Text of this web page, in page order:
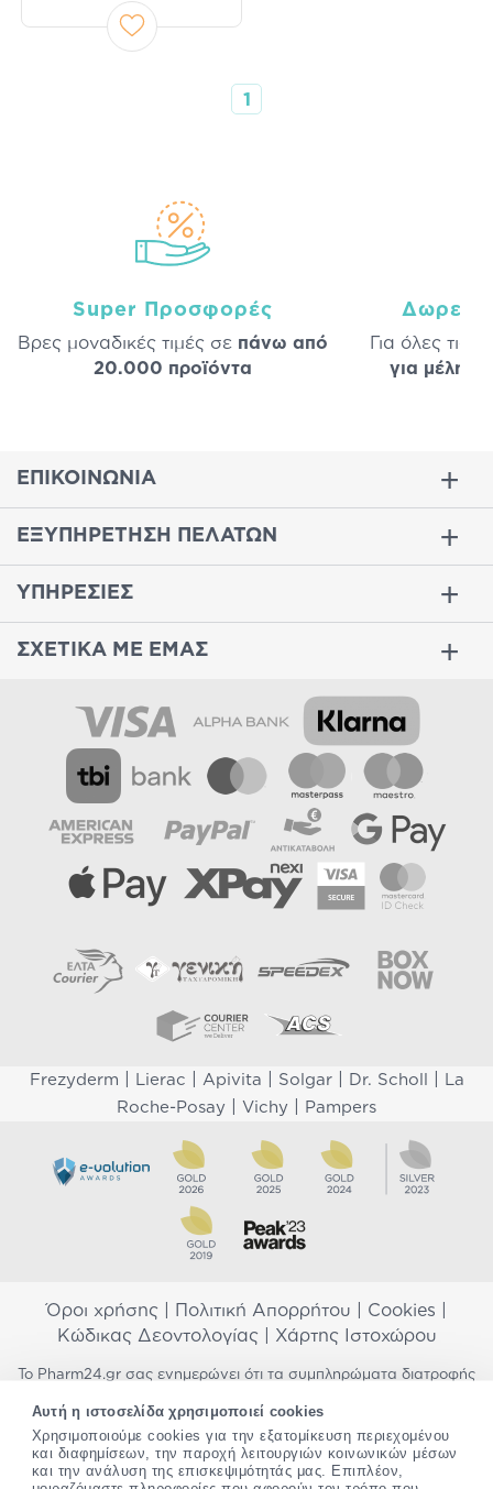
Αυτή η ιστοσελίδα χρησιμοποιεί cookies
Χρησιμοποιούμε cookies για την εξατομίκευση περιεχομένου
και διαφημίσεων, την παροχή λειτουργιών κοινωνικών μέσων
και την ανάλυση της επισκεψιμότητάς μας. Επιπλέον,
1
Super Προσφορές
Βρες μοναδικές τιμές σε πάνω από
20.000 προϊόντα
Δωρεάν
Για όλες τις
για μέλη
ΕΠΙΚΟΙΝΩΝΙΑ
ΕΞΥΠΗΡΕΤΗΣΗ ΠΕΛΑΤΩΝ
ΥΠΗΡΕΣΙΕΣ
ΣΧΕΤΙΚΑ ΜΕ ΕΜΑΣ
Frezyderm Lierac Apivita Solgar| Dr. Scholl
La
Roche-Posay
Vichy Pampers
Όροι χρήσης Πολιτική Απορρήτου Cookies
Κώδικας Δεοντολογίας| Χάρτης Ιστοχώρου
Το Pharm24.gr σας ενημερώνει ότι τα συμπληρώματα διατροφής
προορίζονται για την πρόληψη, αγωγή ή θεραπεία ανθρώπινης
νόσου. Συμβουλευτείτε τον γιατρό σας εάν είστε έγκυος,
θηλάζετε, ακολουθείτε παράλληλα φαρμακευτική αγωγή ή
αντιμετωπίζετε προβλήματα υγείας πριν χρησιμοποιήσετε